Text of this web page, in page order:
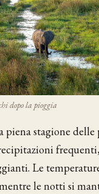
dopo la pioggia
piena stagione delle
Le
le notti si